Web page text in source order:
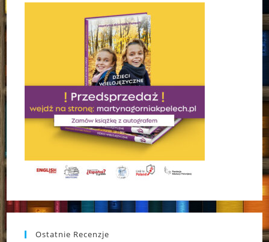
Ostatnie Recenzje